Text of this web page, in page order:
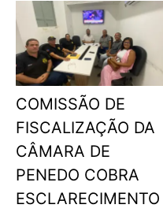
COMISSÃO DE
FISCALIZAÇÃO DA
CÂMARA DE
PENEDO COBRA
ESCLARECIMENTO